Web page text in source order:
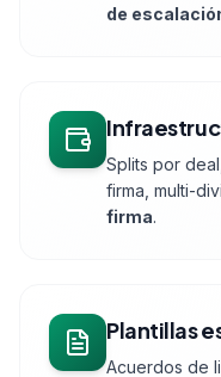
de
Splits por
firma, multi-
firma.
Plantillas
Acuerdos de